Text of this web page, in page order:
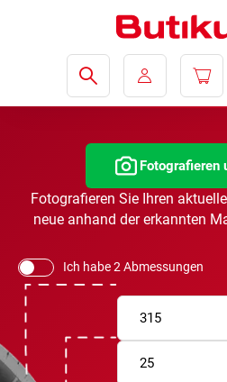
Fotografieren
Fotografieren Sie Ihren
neue anhand der erkannten
Ich habe 2 Abmessungen
315
25